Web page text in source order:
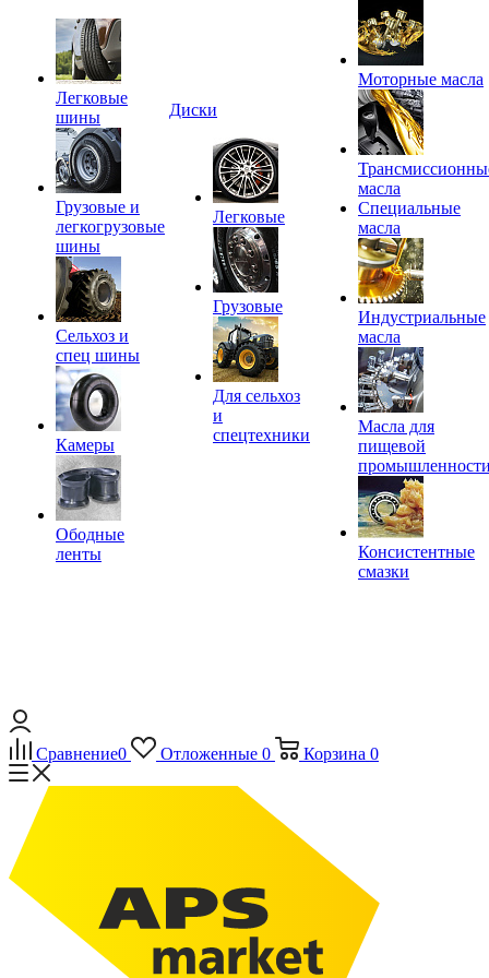
Легковые
шины
Грузовые и
легкогрузовые
шины
Сельхоз и
спец шины
Камеры
Ободные
ленты
Диски
Легковые
Грузовые
Для сельхоз
и
спецтехники
Моторные масла
масла
Специальные
масла
Индустриальные
масла
Масла для
пищевой
Консистентные
смазки
Сравнение0 Отложенные 0 Корзина 0